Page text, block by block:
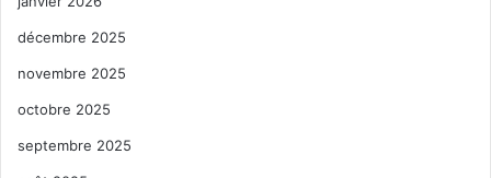
décembre 2025
novembre 2025
octobre 2025
septembre 2025